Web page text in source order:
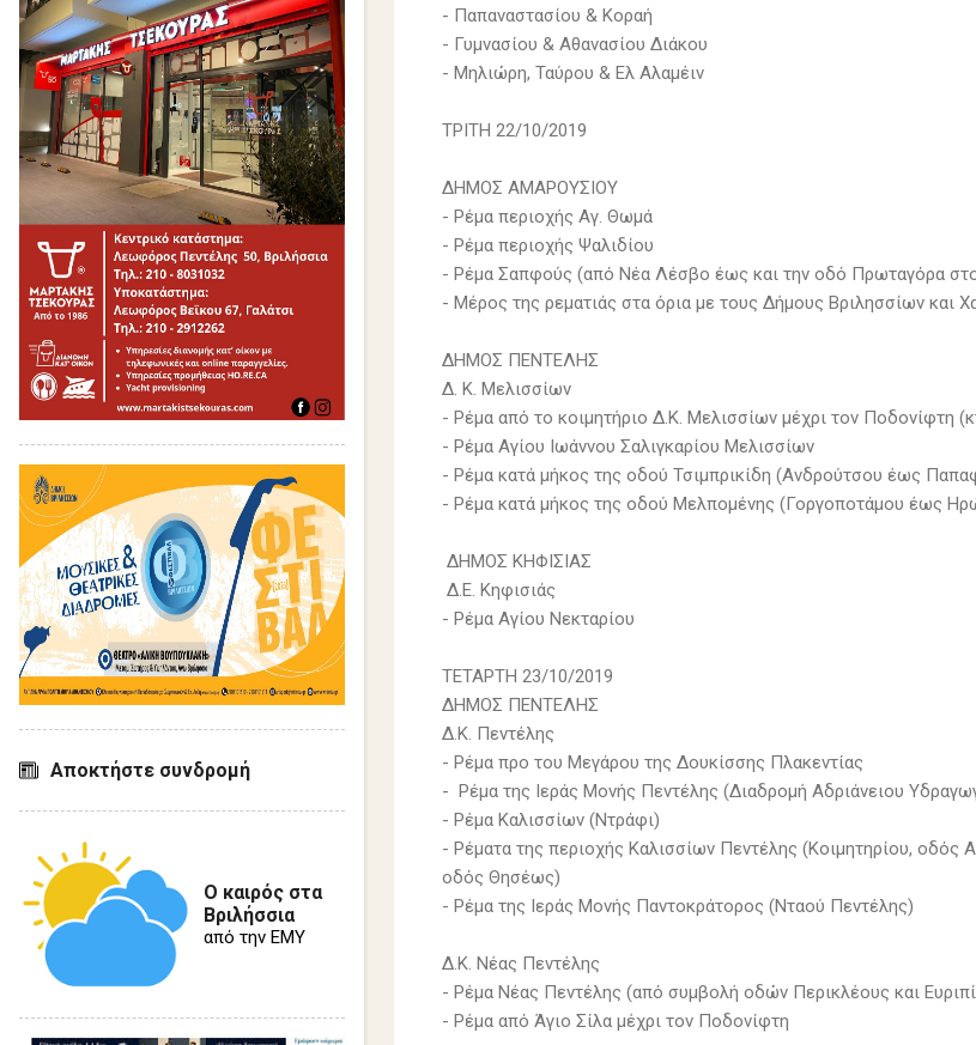
- Παπαναστασίου & Κοραή
- Γυμνασίου & Αθανασίου Διάκου
- Μηλιώρη, Ταύρου & Ελ Αλαμέιν
ΤΡΙΤΗ 22/10/2019
ΔΗΜΟΣ ΑΜΑΡΟΥΣΙΟΥ
- Ρέμα περιοχής Αγ. Θωμά
- Ρέμα περιοχής Ψαλιδίου
- Ρέμα Σαπφούς (από Νέα Λέσβο έως και την οδό Πρωταγόρα
- Μέρος της ρεματιάς στα όρια με τους Δήμους Βριλησσίων και
ΔΗΜΟΣ ΠΕΝΤΕΛΗΣ
Δ. Κ. Μελισσίων
- Ρέμα από το κοιμητήριο Δ.Κ. Μελισσίων μέχρι τον Ποδονίφτη
- Ρέμα Αγίου Ιωάννου Σαλιγκαρίου Μελισσίων
- Ρέμα κατά μήκος της οδού Τσιμπρικίδη (Ανδρούτσου έως
- Ρέμα κατά μήκος της οδού Μελπομένης (Γοργοποτάμου έως
ΔΗΜΟΣ ΚΗΦΙΣΙΑΣ
Δ.Ε. Κηφισιάς
- Ρέμα Αγίου Νεκταρίου
ΤΕΤΑΡΤΗ 23/10/2019
ΔΗΜΟΣ ΠΕΝΤΕΛΗΣ
Δ.Κ. Πεντέλης
- Ρέμα προ του Μεγάρου της Δουκίσσης Πλακεντίας
- Ρέμα της Ιεράς Μονής Πεντέλης (Διαδρομή Αδριάνειου
- Ρέμα Καλισσίων (Ντράφι)
- Ρέματα της περιοχής Καλισσίων Πεντέλης (Κοιμητηρίου, οδός
oδός Θησέως)
- Ρέμα της Ιεράς Μονής Παντοκράτορος (Νταού Πεντέλης)
Δ.Κ. Νέας Πεντέλης
- Ρέμα Νέας Πεντέλης (από συμβολή οδών Περικλέους και
- Ρέμα από Άγιο Σίλα μέχρι τον Ποδονίφτη
Αποκτήστε συνδρομή
Ο καιρός στα
Βριλήσσια
από την ΕΜΥ